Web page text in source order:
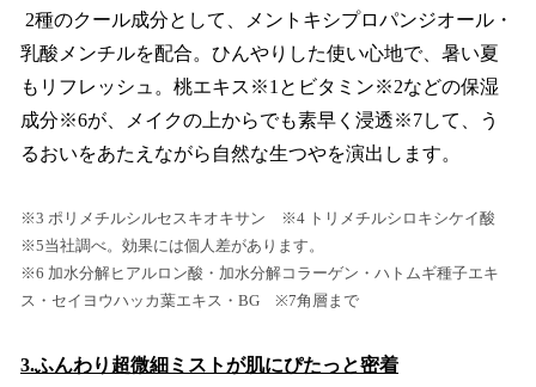
2種のクール成分として、メントキシプロパンジオール・
乳酸メンチルを配合。ひんやりした使い心地で、暑い夏
もリフレッシュ。桃エキス※1とビタミン※2などの保湿
成分※6が、メイクの上からでも素早く浸透※7して、う
るおいをあたえながら自然な生つやを演出します。
※3 ポリメチルシルセスキオキサン ※4 トリメチルシロキシケイ酸
※5当社調べ。効果には個人差があります。
※6 加水分解ヒアルロン酸・加水分解コラーゲン・ハトムギ種子エキ
ス・セイヨウハッカ葉エキス・BG ※7角層まで
3.ふんわり超微細ミストが肌にぴたっと密着